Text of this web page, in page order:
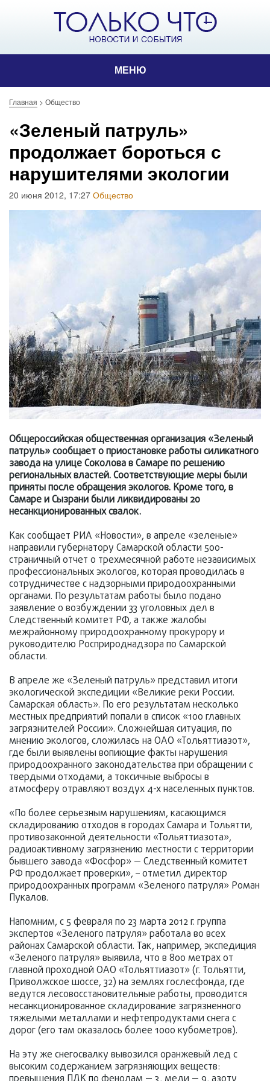
МЕНЮ
Главная > Общество
«Зеленый патруль»
продолжает бороться с
нарушителями экологии
20 июня 2012, 17:27 Общество
Общероссийская общественная организация «Зеленый
патруль» сообщает о приостановке работы силикатного
завода на улице Соколова в Самаре по решению
региональных властей. Соответствующие меры были
приняты после обращения экологов. Кроме того, в
Самаре и Сызрани были ликвидированы 20
несанкционированных свалок.
Как сообщает РИА «Новости», в апреле «зеленые»
направили губернатору Самарской области 500-
страничный отчет о трехмесячной работе независимых
профессиональных экологов, которая проводилась в
сотрудничестве с надзорными природоохранными
органами. По результатам работы было подано
заявление о возбуждении 33 уголовных дел в
Следственный комитет РФ, а также жалобы
межрайонному природоохранному прокурору и
руководителю Росприроднадзора по Самарской
области.
В апреле же «Зеленый патруль» представил итоги
экологической экспедиции «Великие реки России.
Самарская область». По его результатам несколько
местных предприятий попали в список «100 главных
загрязнителей России». Сложнейшая ситуация, по
мнению экологов, сложилась на ОАО «Тольяттиазот»,
где были выявлены вопиющие факты нарушения
природоохранного законодательства при обращении с
твердыми отходами, а токсичные выбросы в
атмосферу отравляют воздух 4-х населенных пунктов.
«По более серьезным нарушениям, касающимся
складированию отходов в городах Самара и Тольятти,
противозаконной деятельности «Тольяттиазота»,
радиоактивному загрязнению местности с территории
бывшего завода «Фосфор» — Следственный комитет
РФ продолжает проверки», – отметил директор
природоохранных программ «Зеленого патруля» Роман
Пукалов.
Напомним, с 5 февраля по 23 марта 2012 г. группа
экспертов «Зеленого патруля» работала во всех
районах Самарской области. Так, например, экспедиция
«Зеленого патруля» выявила, что в 800 метрах от
главной проходной ОАО «Тольяттиазот» (г. Тольятти,
Приволжское шоссе, 32) на землях гослесфонда, где
ведутся лесовосстановительные работы, проводится
несанкционированное складирование загрязненного
тяжелыми металлами и нефтепродуктами снега с
дорог (его там оказалось более 1000 кубометров).
На эту же снегосвалку вывозился оранжевый лед с
высоким содержанием загрязняющих веществ: